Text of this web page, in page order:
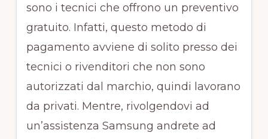
sono i tecnici che offrono un preventivo
gratuito. Infatti, questo metodo di
pagamento avviene di solito presso dei
tecnici o rivenditori che non sono
autorizzati dal marchio, quindi lavorano
da privati. Mentre, rivolgendovi ad
un’assistenza Samsung andrete ad